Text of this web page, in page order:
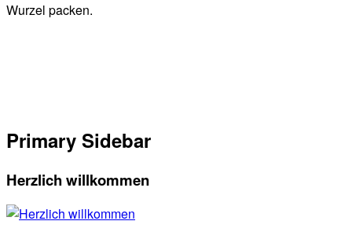
Wurzel packen.
Primary Sidebar
Herzlich willkommen